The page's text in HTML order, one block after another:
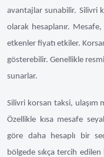
avantajlar sunabilir. Silivri
olarak hesaplanır.
etkenler fiyatı etkiler.
gösterebilir. Genellikle
sunarlar.
Silivri korsan taksi, ulaşım
Özellikle kısa mesafe
göre daha hesaplı bir
bölgede sıkça tercih